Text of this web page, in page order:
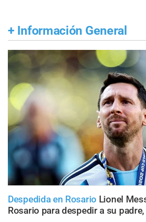
+ Información General
Despedida en Rosario Lionel
Rosario para despedir a su